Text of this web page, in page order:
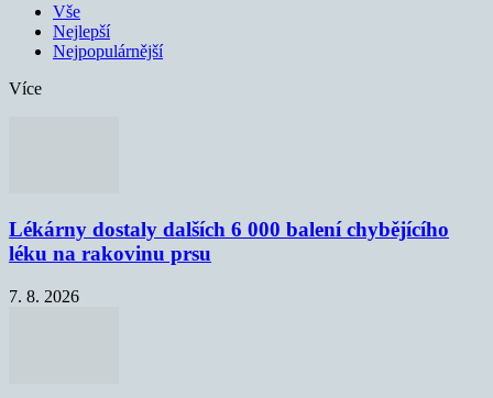
Vše
Nejlepší
Nejpopulárnější
Více
Lékárny dostaly dalších 6 000 balení chybějícího
léku na rakovinu prsu
7. 8. 2026